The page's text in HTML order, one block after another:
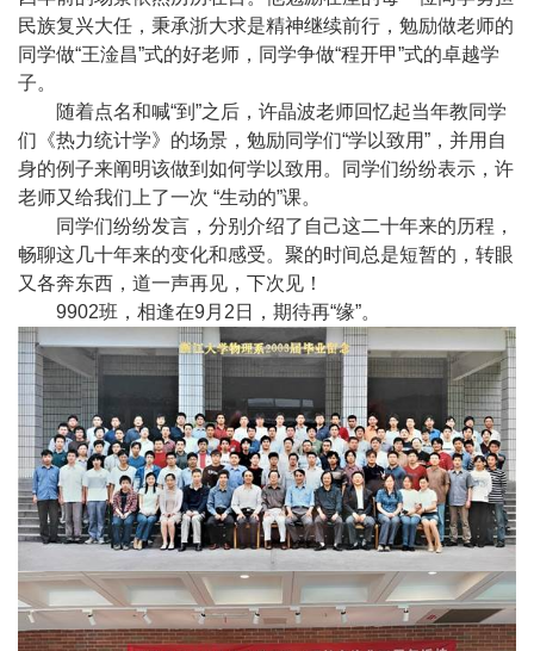
民族复兴大任，秉承浙大求是精神继续前行，勉励做老师的
同学做“王淦昌”式的好老师，同学争做“程开甲”式的卓越学
子。
随着点名和喊“到”之后，许晶波老师回忆起当年教同学
们《热力统计学》的场景，勉励同学们“学以致用”，并用自
身的例子来阐明该做到如何学以致用。同学们纷纷表示，许
老师又给我们上了一次 “生动的”课。
同学们纷纷发言，分别介绍了自己这二十年来的历程，
畅聊这几十年来的变化和感受。聚的时间总是短暂的，转眼
又各奔东西，道一声再见，下次见！
9902班，相逢在9月 2 日，期待再“缘”。